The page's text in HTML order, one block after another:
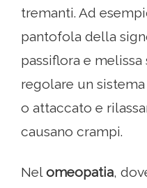
tremanti. Ad
pantofola della
passiflora e
regolare un
o attaccato e
causano crampi.
Nel omeopatia,